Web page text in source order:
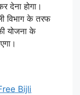
देना होगा।
विभाग के तरफ
योजना के
Bijli